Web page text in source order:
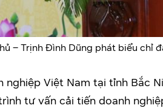
– Trịnh Đình Dũng phát biểu chỉ
Việt Nam tại tỉnh Bắc
tư vấn cải tiến doanh